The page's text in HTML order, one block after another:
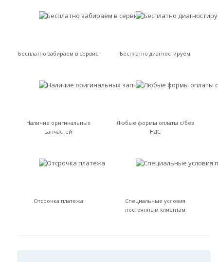
Бесплатно забираем в сервис Бесплатно диагностируем
Наличие оригинальных
запчастей
Любые формы оплаты с/без
НДС
Отсрочка платежа
Специальные условия
постоянным клиентам